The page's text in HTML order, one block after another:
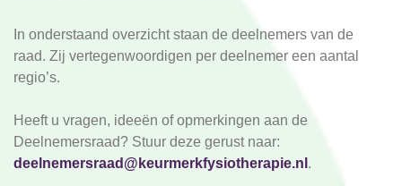
In onderstaand overzicht staan de deelnemers van de
raad. Zij vertegenwoordigen per deelnemer een aantal
regio’s.
Heeft u vragen, ideeën of opmerkingen aan de
Deelnemersraad? Stuur deze gerust naar:
deelnemersraad@keurmerkfysiotherapie.nl .